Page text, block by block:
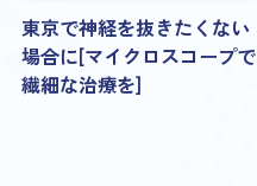
東京で神経を抜きたくない
場合に[マイクロスコープで
繊細な治療を]